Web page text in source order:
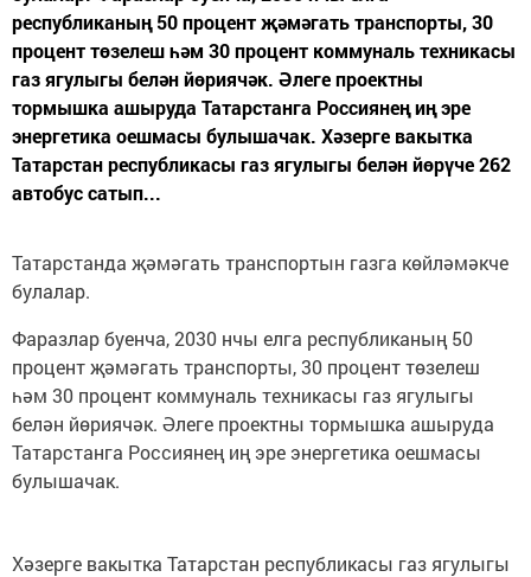
республиканың 50 процент җәмәгать транспорты, 30
процент төзелеш һәм 30 процент коммуналь техникасы
газ ягулыгы белән йөриячәк. Әлеге проектны
тормышка ашыруда Татарстанга Россиянең иң эре
энергетика оешмасы булышачак. Хәзерге вакытка
Татарстан республикасы газ ягулыгы белән йөрүче 262
автобус сатып...
Татарстанда җәмәгать транспортын газга көйләмәкче
булалар.
Фаразлар буенча, 2030 нчы елга республиканың 50
процент җәмәгать транспорты, 30 процент төзелеш
һәм 30 процент коммуналь техникасы газ ягулыгы
белән йөриячәк. Әлеге проектны тормышка ашыруда
Татарстанга Россиянең иң эре энергетика оешмасы
булышачак.
Хәзерге вакытка Татарстан республикасы газ ягулыгы